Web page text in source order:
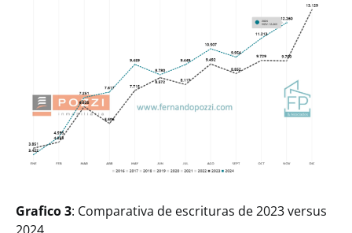
Grafico 3: Comparativa de escrituras de 2023 versus